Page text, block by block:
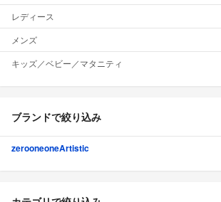
レディース
メンズ
キッズ／ベビー／マタニティ
ブランドで絞り込み
zerooneoneArtistic